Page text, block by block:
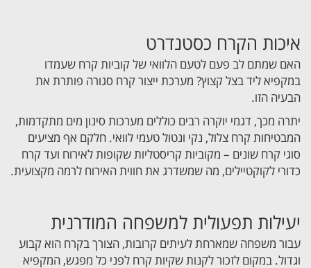
איכות הקרח כסטנדרט
האם שמתם לב פעם לטעם הלוואי של קוביות קרח שעמדו
במקפיא ליד בצל קצוץ? מערכת ייצור קרח סגורה פותרת את
הבעיה הזו.
יתרה מכך, דגמי יוקרה רבים כוללים מערכות סינון מים מתקדמות,
המבטיחות קרח צלול, נקי ונטול טעמי לוואי. חלקם אף מציעים
סוגי קרח שונים – מקוביות קריסטליות שקופות לאירוח ועד קרח
כדורי לקוקטיילים, מה שמשדרג את חווית האירוח לרמה מקצועית.
יעילות תפעולית למשפחה המודרנית
עבור משפחה שמארחת לעיתים קרובות, הצורך בקרח הוא קבוע
וגדול. במקום לזכור לקנות שקיות קרח לפני כל מפגש, המקפיא